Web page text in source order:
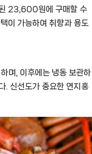
23,600원에 구매할 수
이 가능하여 취향과 용도
며, 이후에는 냉동 보관하
. 신선도가 중요한 연지홍